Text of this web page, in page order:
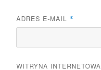
ADRES E-MAIL *
WITRYNA INTERNETOWA